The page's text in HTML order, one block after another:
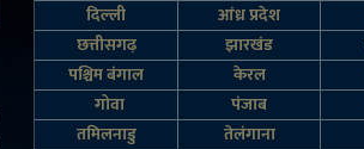
दिल्‍ली
आंध्र प्रदेश
छत्तीसगढ़
झारखंड
पश्चिम बंगाल
केरल
गोवा
पंजाब
तमिलनाडु
तेलंगाना